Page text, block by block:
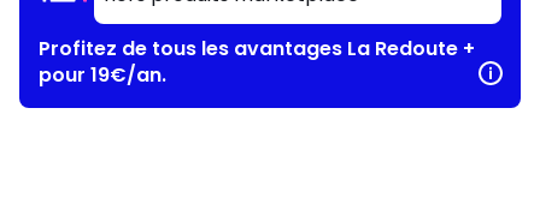
Profitez de tous les avantages La Redoute +
pour 19€/an.